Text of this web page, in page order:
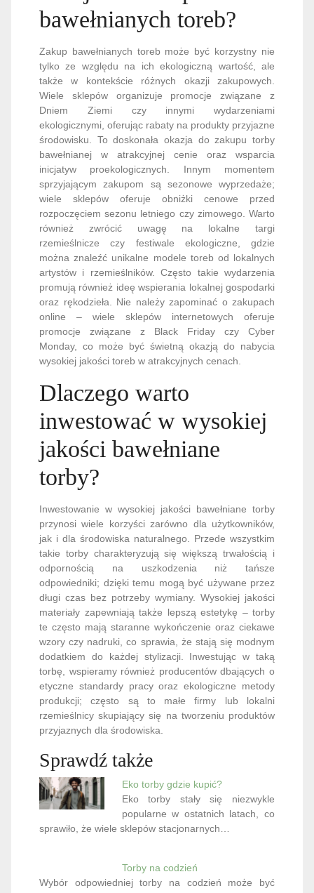
bawełnianych toreb?
Zakup bawełnianych toreb może być korzystny nie
tylko ze względu na ich ekologiczną wartość, ale
także w kontekście różnych okazji zakupowych.
Wiele sklepów organizuje promocje związane z
Dniem Ziemi czy innymi wydarzeniami
ekologicznymi, oferując rabaty na produkty przyjazne
środowisku. To doskonała okazja do zakupu torby
bawełnianej w atrakcyjnej cenie oraz wsparcia
inicjatyw proekologicznych. Innym momentem
sprzyjającym zakupom są sezonowe wyprzedaże;
wiele sklepów oferuje obniżki cenowe przed
rozpoczęciem sezonu letniego czy zimowego. Warto
również zwrócić uwagę na lokalne targi
rzemieślnicze czy festiwale ekologiczne, gdzie
można znaleźć unikalne modele toreb od lokalnych
artystów i rzemieślników. Często takie wydarzenia
promują również ideę wspierania lokalnej gospodarki
oraz rękodzieła. Nie należy zapominać o zakupach
online – wiele sklepów internetowych oferuje
promocje związane z Black Friday czy Cyber
Monday, co może być świetną okazją do nabycia
wysokiej jakości toreb w atrakcyjnych cenach.
Dlaczego warto
inwestować w wysokiej
jakości bawełniane
torby?
Inwestowanie w wysokiej jakości bawełniane torby
przynosi wiele korzyści zarówno dla użytkowników,
jak i dla środowiska naturalnego. Przede wszystkim
takie torby charakteryzują się większą trwałością i
odpornością na uszkodzenia niż tańsze
odpowiedniki; dzięki temu mogą być używane przez
długi czas bez potrzeby wymiany. Wysokiej jakości
materiały zapewniają także lepszą estetykę – torby
te często mają staranne wykończenie oraz ciekawe
wzory czy nadruki, co sprawia, że stają się modnym
dodatkiem do każdej stylizacji. Inwestując w taką
torbę, wspieramy również producentów dbających o
etyczne standardy pracy oraz ekologiczne metody
produkcji; często są to małe firmy lub lokalni
rzemieślnicy skupiający się na tworzeniu produktów
przyjaznych dla środowiska.
Sprawdź także
Eko torby gdzie kupić?
Eko torby stały się niezwykle
popularne w ostatnich latach, co
sprawiło, że wiele sklepów stacjonarnych…
Torby na codzień
Wybór odpowiedniej torby na codzień może być